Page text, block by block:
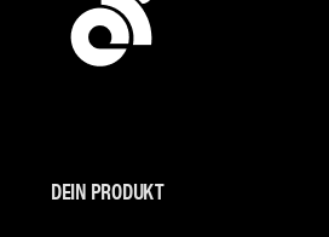
DEIN PRODUKT